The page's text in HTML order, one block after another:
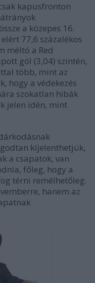
kapusfronton
a közepes 16.
77,6 százalékos
méltó a Red
gól (3,04) szintén,
több, mint az
hogy a védekezés
szokatlan hibák
jelen idén, mint
kijelenthetjük,
a csapatok, van
főleg, hogy a
térni remélhetőleg.
hanem az